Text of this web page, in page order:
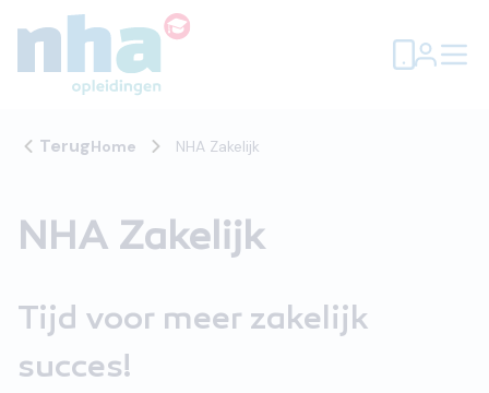
TerugHome NHA Zakelijk
NHA Zakelijk
Tijd voor meer zakelijk
succes!